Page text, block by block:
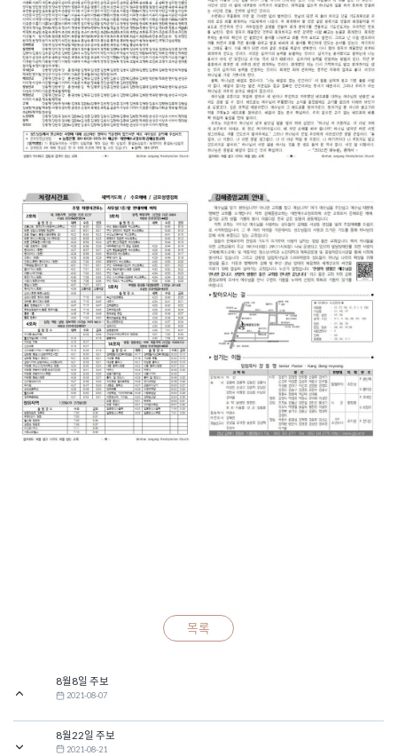
목록
8월8일 주보
2021-08-07
8월22일 주보
2021-08-21